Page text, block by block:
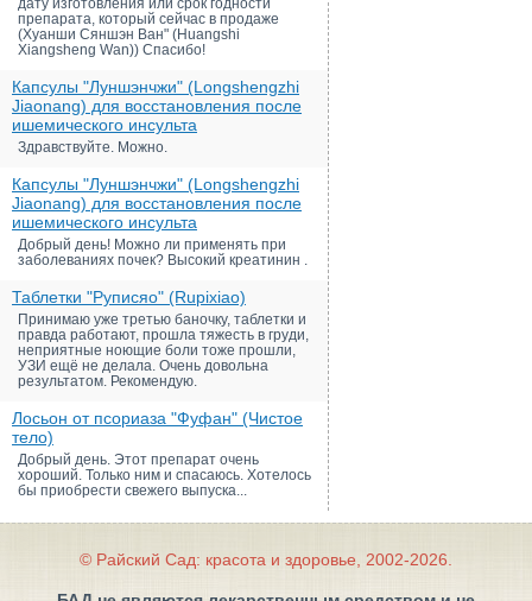
дату изготовления или срок годности
препарата, который сейчас в продаже
(Хуанши Сяншэн Ван" (Huangshi
Xiangsheng Wan)) Спасибо!
Капсулы "Луншэнчжи" (Longshengzhi
Jiaonang) для восстановления после
ишемического инсульта
Здравствуйте. Можно.
Капсулы "Луншэнчжи" (Longshengzhi
Jiaonang) для восстановления после
ишемического инсульта
Добрый день! Можно ли применять при
заболеваниях почек? Высокий креатинин .
Таблетки "Руписяо" (Rupixiao)
Принимаю уже третью баночку, таблетки и
правда работают, прошла тяжесть в груди,
неприятные ноющие боли тоже прошли,
УЗИ ещё не делала. Очень довольна
результатом. Рекомендую.
Лосьон от псориаза "Фуфан" (Чистое
тело)
Добрый день. Этот препарат очень
хороший. Только ним и спасаюсь. Хотелось
бы приобрести свежего выпуска...
© Райский Сад: красота и здоровье, 2002-2026.